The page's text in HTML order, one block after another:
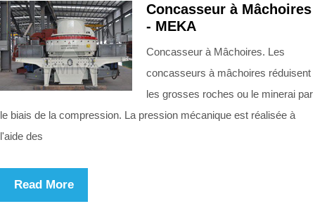
Concasseur à Mâchoires
- MEKA
Concasseur à Mâchoires. Les
concasseurs à mâchoires réduisent
les grosses roches ou le minerai par
le biais de la compression. La pression mécanique est réalisée à
l'aide des
Read More